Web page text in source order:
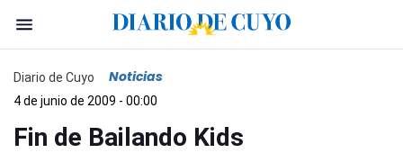
Diario de Cuyo Noticias
4 de junio de 2009 - 00:00
Fin de Bailando Kids